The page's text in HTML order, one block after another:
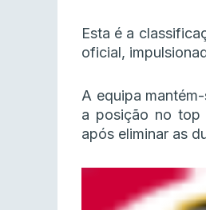
Esta é a
oficial,
A equipa
a posição no top
após eliminar as